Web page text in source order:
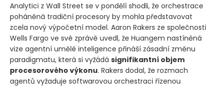
Analytici z Wall Street se v pondělí shodli, že orchestrace
poháněná tradiční procesory by mohla představovat
zcela nový výpočetní model. Aaron Rakers ze společnosti
Wells Fargo ve své zprávě uvedl, že Huangem nastíněná
vize agentní umělé inteligence přináší zásadní změnu
paradigmatu, která si vyžádá signifikantní objem
procesorového výkonu. Rakers dodal, že rozmach
agentů vyžaduje softwarovou orchestraci řízenou